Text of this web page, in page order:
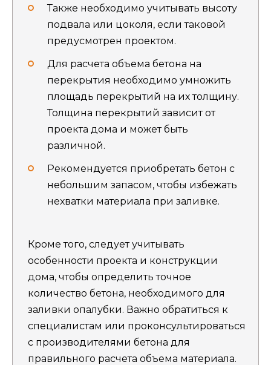
Также необходимо учитывать высоту
подвала или цоколя, если таковой
предусмотрен проектом.
Для расчета объема бетона на
перекрытия необходимо умножить
площадь перекрытий на их толщину.
Толщина перекрытий зависит от
проекта дома и может быть
различной.
Рекомендуется приобретать бетон с
небольшим запасом, чтобы избежать
нехватки материала при заливке.
Кроме того, следует учитывать
особенности проекта и конструкции
дома, чтобы определить точное
количество бетона, необходимого для
заливки опалубки. Важно обратиться к
специалистам или проконсультироваться
с производителями бетона для
правильного расчета объема материала.